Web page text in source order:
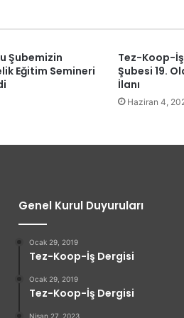
Şubemizin
Eğitim Semineri
Tez-Koop-İş
Şubesi 19.
İlanı
Haziran 4,
Genel Kurul Duyuruları
Ocak 29, 2019
Tez-Koop-İş Dergisi
Ocak 29, 2019
Tez-Koop-İş Dergisi
Nisan 27, 2023